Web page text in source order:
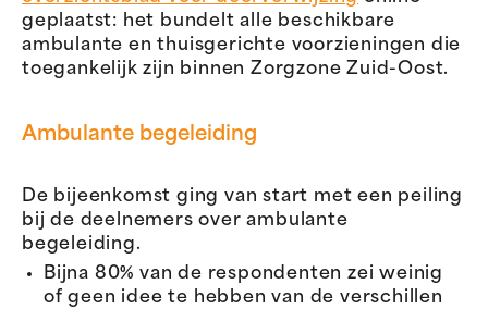
geplaatst: het bundelt alle beschikbare
ambulante en thuisgerichte voorzieningen die
toegankelijk zijn binnen Zorgzone Zuid-Oost.
Ambulante begeleiding
De bijeenkomst ging van start met een peiling
bij de deelnemers over ambulante
begeleiding.
Bijna 80% van de respondenten zei weinig
of geen idee te hebben van de verschillen